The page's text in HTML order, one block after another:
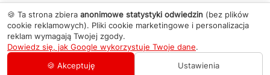
🍪 Ta strona zbiera anonimowe statystyki odwiedzin (bez plików
cookie reklamowych). Pliki cookie marketingowe i personalizacja
reklam wymagają Twojej zgody.
Dowiedz się, jak Google wykorzystuje Twoje dane.
🍪 Akceptuję
Ustawienia